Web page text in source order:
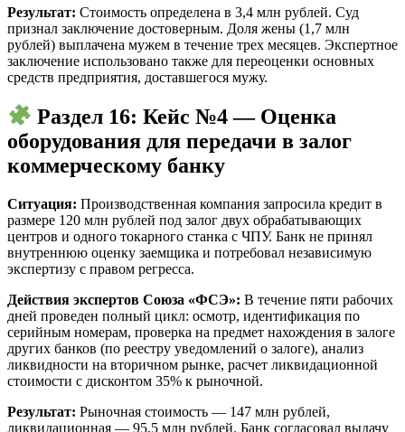
Результат: Стоимость определена в 3,4 млн рублей. Суд
признал заключение достоверным. Доля жены (1,7 млн
рублей) выплачена мужем в течение трех месяцев. Экспертное
заключение использовано также для переоценки основных
средств предприятия, доставшегося мужу.
Раздел 16: Кейс №4 — Оценка
оборудования для передачи в залог
коммерческому банку
Ситуация: Производственная компания запросила кредит в
размере 120 млн рублей под залог двух обрабатывающих
центров и одного токарного станка с ЧПУ. Банк не принял
внутреннюю оценку заемщика и потребовал независимую
экспертизу с правом регресса.
Действия экспертов Союза «ФСЭ»: В течение пяти рабочих
дней проведен полный цикл: осмотр, идентификация по
серийным номерам, проверка на предмет нахождения в залоге
других банков (по реестру уведомлений о залоге), анализ
ликвидности на вторичном рынке, расчет ликвидационной
стоимости с дисконтом 35% к рыночной.
Результат: Рыночная стоимость — 147 млн рублей,
ликвидационная — 95,5 млн рублей. Банк согласовал выдачу